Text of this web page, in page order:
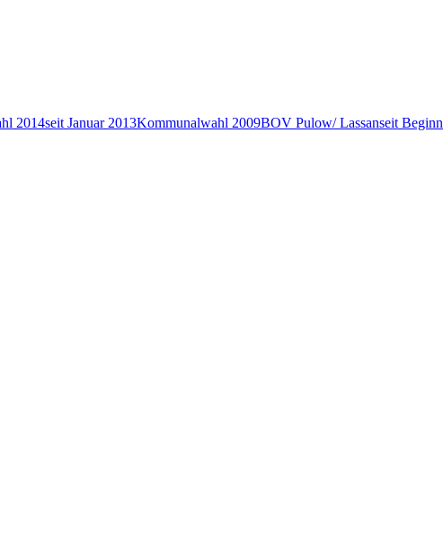
2014seit Januar 2013Kommunalwahl 2009BOV Pulow/ Lassanseit Beginn